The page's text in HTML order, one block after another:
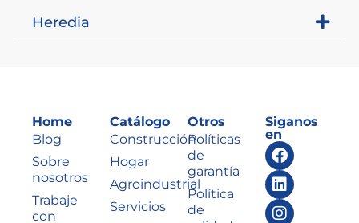
Heredia
Home
Blog
Sobre
nosotros
Trabaje
con
Catálogo
Construcción
Hogar
Agroindustrial
Servicios
Otros
Políticas
de
garantía
Política
de
Siganos
en